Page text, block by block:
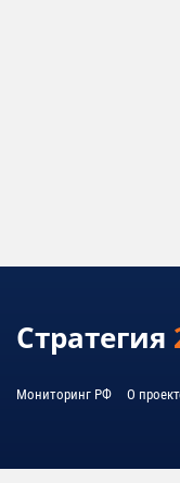
Стратегия
Мониторинг РФ О